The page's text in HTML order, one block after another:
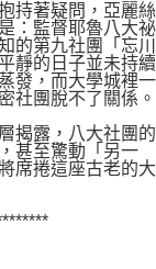
持著疑問，亞麗絲
：監督耶魯八大祕
的第九社團「忘川
靜的日子並未持續
發，而大學城裡一
社團脫不了關係。
揭露，八大社團的
甚至驚動「另一
席捲這座古老的大